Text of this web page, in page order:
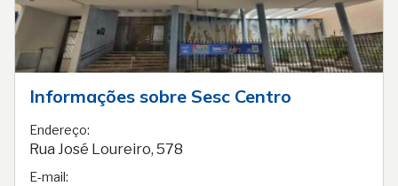
Informações sobre Sesc Centro
Endereço:
Rua José Loureiro, 578
E-mail: